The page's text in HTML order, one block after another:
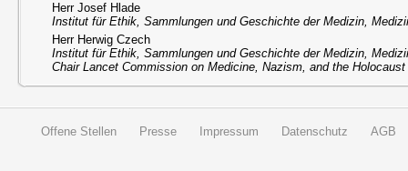
Herr Josef Hlade
Institut für Ethik, Sammlungen und Geschichte der Medizin,
Herr Herwig Czech
Institut für Ethik, Sammlungen und Geschichte der Medizin,
Chair Lancet Commission on Medicine, Nazism, and the Holocaust
Offene Stellen Presse Impressum Datenschutz AGB